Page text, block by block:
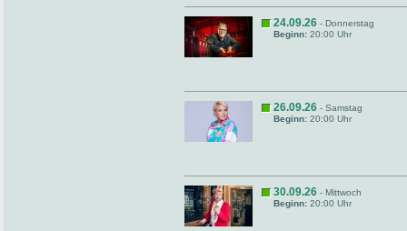
24.09.26 - Donnerstag
Beginn: 20:00 Uhr
26.09.26 - Samstag
Beginn: 20:00 Uhr
30.09.26 - Mittwoch
Beginn: 20:00 Uhr